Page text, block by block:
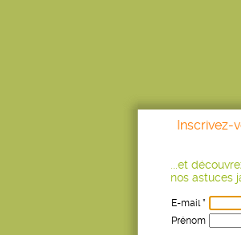
Inscrivez-
...et
nos astuces
E-mail *
Prénom